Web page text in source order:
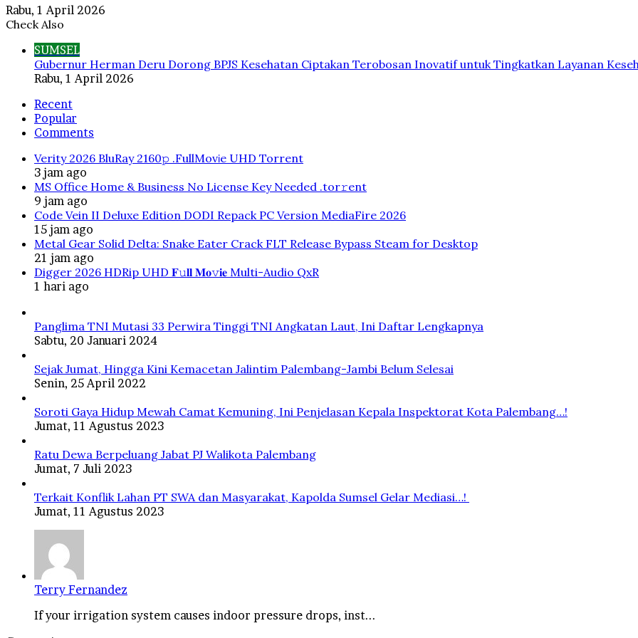
Rabu, 1 April 2026
Check Also
SUMSEL
Gubernur Herman Deru Dorong BPJS Kesehatan Ciptakan Terobosan Inovatif untuk Tingkatkan Layanan
Rabu, 1 April 2026
Recent
Popular
Comments
Verity 2026 BluRay 2160𝚙 .FullMov𝗂e UHD Torrent
3 jam ago
MS Office Home & Business No License Key Needed .tоr𝚛еnt
9 jam ago
Code Vein II Deluxe Edition DODI Repack PC Version MediaFire 2026
15 jam ago
Metal Gear Solid Delta: Snake Eater Crack FLT Release Bypass Steam for Desktop
21 jam ago
Digger 2026 HDRip UHD 𝐅𝚞𝐥𝐥 𝐌𝐨𝚟𝐢𝐞 Multi-Audio QxR
1 hari ago
Panglima TNI Mutasi 33 Perwira Tinggi TNI Angkatan Laut, Ini Daftar Lengkapnya
Sabtu, 20 Januari 2024
Sejak Jumat, Hingga Kini Kemacetan Jalintim Palembang-Jambi Belum Selesai
Senin, 25 April 2022
Soroti Gaya Hidup Mewah Camat Kemuning, Ini Penjelasan Kepala Inspektorat Kota Palembang…!
Jumat, 11 Agustus 2023
Ratu Dewa Berpeluang Jabat PJ Walikota Palembang
Jumat, 7 Juli 2023
Terkait Konflik Lahan PT SWA dan Masyarakat, Kapolda Sumsel Gelar Mediasi…!
Jumat, 11 Agustus 2023
Terry Fernandez
If your irrigation system causes indoor pressure drops, inst...